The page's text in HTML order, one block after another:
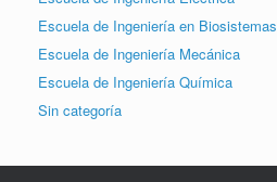
Escuela de Ingeniería en Biosistemas
Escuela de Ingeniería Mecánica
Escuela de Ingeniería Química
Sin categoría